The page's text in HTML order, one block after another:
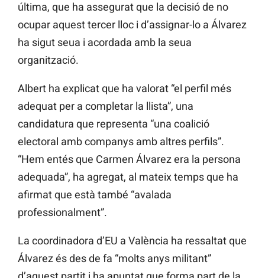
última, que ha assegurat que la decisió de no
ocupar aquest tercer lloc i d’assignar-lo a Álvarez
ha sigut seua i acordada amb la seua
organització.
Albert ha explicat que ha valorat “el perfil més
adequat per a completar la llista”, una
candidatura que representa “una coalició
electoral amb companys amb altres perfils”.
“Hem entés que Carmen Álvarez era la persona
adequada”, ha agregat, al mateix temps que ha
afirmat que està també “avalada
professionalment”.
La coordinadora d’EU a València ha ressaltat que
Álvarez és des de fa “molts anys militant”